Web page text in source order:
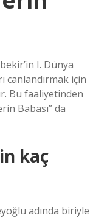
I. Dünya
canlandırmak için
Bu faaliyetinden
Babası” da
kaç
adında biriyle